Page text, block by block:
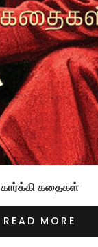
கார்க்கி கதைகள்
READ MORE